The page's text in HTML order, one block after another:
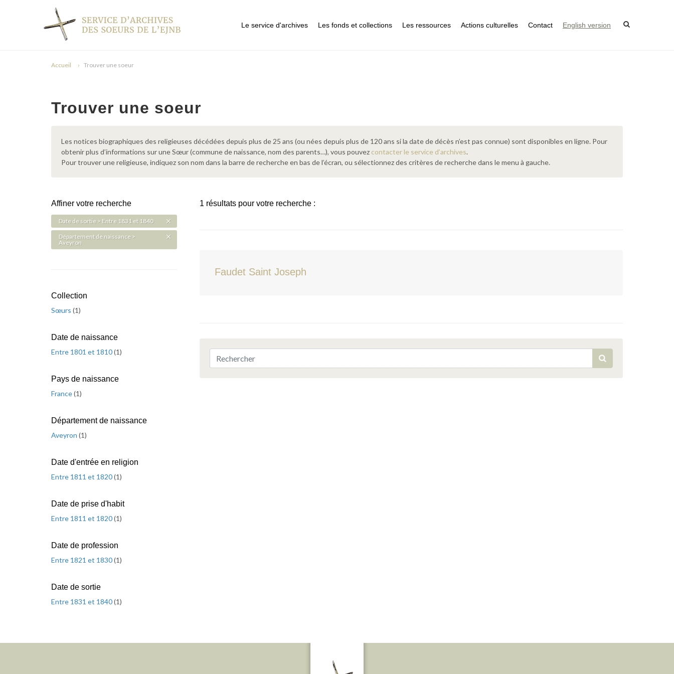
Le service d'archives Les fonds et collections Les ressources Actions culturelles Contact English version
Accueil Trouver une soeur
Trouver une soeur
Les notices biographiques des religieuses décédées depuis plus de 25 ans (ou nées depuis plus de 120 ans si la date de décès n’est pas connue) sont disponibles en ligne. Pour
obtenir plus d’informations sur une Sœur (commune de naissance, nom des parents…), vous pouvez contacter le service d’archives.
Pour trouver une religieuse, indiquez son nom dans la barre de recherche en bas de l’écran, ou sélectionnez des critères de recherche dans le menu à gauche.
1 résultats pour votre recherche :
Faudet Saint Joseph
Affiner votre recherche
Date de sortie > Entre 1831 et 1840
Département de naissance >
Aveyron
Collection
Sœurs (1)
Date de naissance
Entre 1801 et 1810(1)
Pays de naissance
France(1)
Département de naissance
Aveyron (1)
Date d'entrée en religion
Entre 1811 et 1820(1)
Date de prise d'habit
Entre 1811 et 1820(1)
Date de profession
Entre 1821 et 1830(1)
Date de sortie
Entre 1831 et 1840(1)